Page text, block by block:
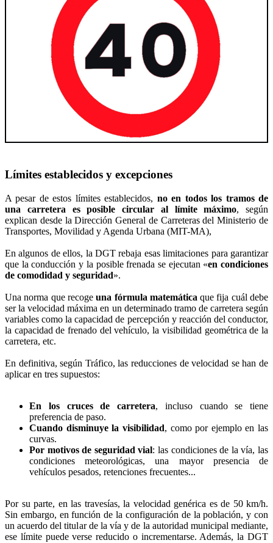
Límites establecidos y excepciones
A pesar de estos límites establecidos, no en todos los tramos de
una carretera es posible circular al límite máximo, según
explican desde la Dirección General de Carreteras del Ministerio de
Transportes, Movilidad y Agenda Urbana (MIT-MA),
En algunos de ellos, la DGT rebaja esas limitaciones para garantizar
que la conducción y la posible frenada se ejecutan «en condiciones
de comodidad y seguridad».
Una norma que recogeuna fórmula matemática que fija cuál debe
ser la velocidad máxima en un determinado tramo de carretera según
variables como la capacidad de percepción y reacción del conductor,
la capacidad de frenado del vehículo, la visibilidad geométrica de la
carretera, etc.
En definitiva, según Tráfico, las reducciones de velocidad se han de
aplicar en tres supuestos:
En los cruces de carretera, incluso cuando se tiene
preferencia de paso.
Cuando disminuye la visibilidad, como por ejemplo en las
curvas.
Por motivos de seguridad vial: las condiciones de la vía, las
condiciones meteorológicas, una mayor presencia de
vehículos pesados, retenciones frecuentes...
Por su parte, en las travesías, la velocidad genérica es de 50 km/h.
Sin embargo, en función de la configuración de la población, y con
un acuerdo del titular de la vía y de la autoridad municipal mediante,
ese límite puede verse reducido o incrementarse. Además, la DGT